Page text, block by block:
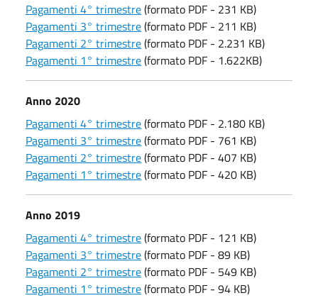
Pagamenti 4° trimestre(formato PDF - 231 KB)
Pagamenti 3° trimestre(formato PDF - 211 KB)
Pagamenti 2° trimestre(formato PDF - 2.231 KB)
Pagamenti 1° trimestre(formato PDF - 1.622KB)
Anno 2020
Pagamenti 4° trimestre(formato PDF - 2.180 KB)
Pagamenti 3° trimestre(formato PDF - 761 KB)
Pagamenti 2° trimestre(formato PDF - 407 KB)
Pagamenti 1° trimestre(formato PDF - 420 KB)
Anno 2019
Pagamenti 4° trimestre(formato PDF - 121 KB)
Pagamenti 3° trimestre(formato PDF - 89 KB)
Pagamenti 2° trimestre(formato PDF - 549 KB)
Pagamenti 1° trimestre(formato PDF - 94 KB)